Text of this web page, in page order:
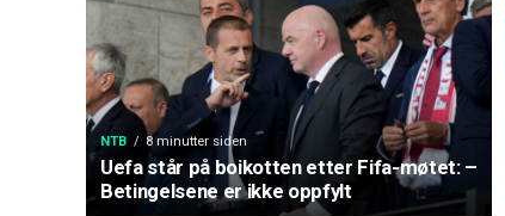
NTB 8 minutter siden
Uefa står på boikotten etter Fifa-møtet: –
Betingelsene er ikke oppfylt